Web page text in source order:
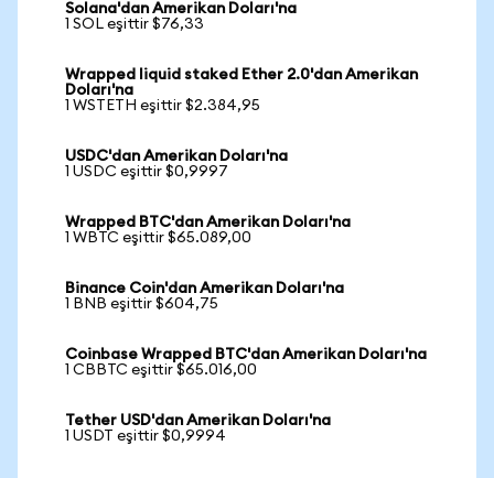
Solana'dan Amerikan Doları'na
1 SOL eşittir $76,33
Wrapped liquid staked Ether 2.0'dan Amerikan
Doları'na
1 WSTETH eşittir $2.384,95
USDC'dan Amerikan Doları'na
1 USDC eşittir $0,9997
Wrapped BTC'dan Amerikan Doları'na
1 WBTC eşittir $65.089,00
Binance Coin'dan Amerikan Doları'na
1 BNB eşittir $604,75
Coinbase Wrapped BTC'dan Amerikan Doları'na
1 CBBTC eşittir $65.016,00
Tether USD'dan Amerikan Doları'na
1 USDT eşittir $0,9994